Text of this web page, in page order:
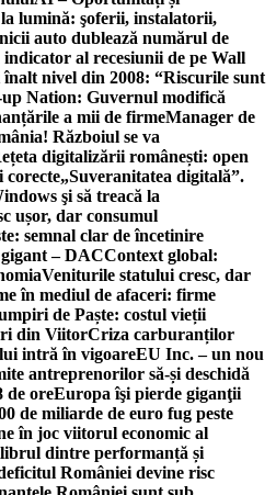
lumină: şoferii, instalatorii,
auto dublează numărul de
al recesiunii de pe Wall
înalt nivel din 2008: “Riscurile sunt
Nation: Guvernul modifică
a mii de firmeManager de
Războiul se va
digitalizării românești: open
corecte„Suveranitatea digitală”.
şi să treacă la
ușor, dar consumul
semnal clar de încetinire
– DACContext global:
Veniturile statului cresc, dar
în mediul de afaceri: firme
de Paște: costul vieții
din ViitorCriza carburanților
intră în vigoareEU Inc. – un nou
antreprenorilor să-și deschidă
de oreEuropa îşi pierde giganţii
de miliarde de euro fug peste
în joc viitorul economic al
dintre performanță și
României devine risc